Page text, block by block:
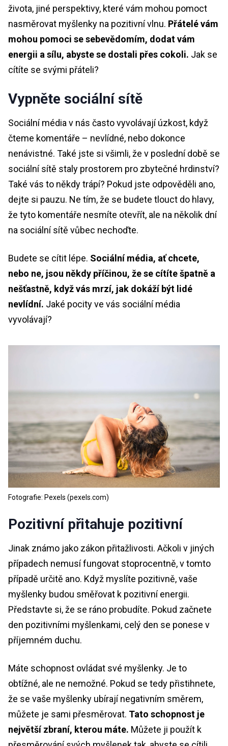
života, jiné perspektivy, které vám mohou pomoct
nasměrovat myšlenky na pozitivní vlnu. Přátelé vám
mohou pomoci se sebevědomím, dodat vám
energii a sílu, abyste se dostali přes cokoli. Jak se
cítíte se svými přáteli?
Vypněte sociální sítě
Sociální média v nás často vyvolávají úzkost, když
čteme komentáře – nevlídné, nebo dokonce
nenávistné. Také jste si všimli, že v poslední době se
sociální sítě staly prostorem pro zbytečné hrdinství?
Také vás to někdy trápí? Pokud jste odpověděli ano,
dejte si pauzu. Ne tím, že se budete tlouct do hlavy,
že tyto komentáře nesmíte otevřít, ale na několik dní
na sociální sítě vůbec nechoďte.
Budete se cítit lépe. Sociální média, ať chcete,
nebo ne, jsou někdy příčinou, že se cítíte špatně a
nešťastně, když vás mrzí, jak dokáží být lidé
nevlídní. Jaké pocity ve vás sociální média
vyvolávají?
Fotografie: Pexels (pexels.com)
Pozitivní přitahuje pozitivní
Jinak známo jako zákon přitažlivosti. Ačkoli v jiných
případech nemusí fungovat stoprocentně, v tomto
případě určitě ano. Když myslíte pozitivně, vaše
myšlenky budou směřovat k pozitivní energii.
Představte si, že se ráno probudíte. Pokud začnete
den pozitivními myšlenkami, celý den se ponese v
příjemném duchu.
Máte schopnost ovládat své myšlenky. Je to
obtížné, ale ne nemožné. Pokud se tedy přistihnete,
že se vaše myšlenky ubírají negativním směrem,
můžete je sami přesměrovat. Tato schopnost je
největší zbraní, kterou máte. Můžete ji použít k